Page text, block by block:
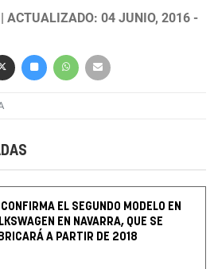
| ACTUALIZADO: 04 JUNIO, 2016 -
EL SEGUNDO MODELO EN
EN NAVARRA, QUE SE
A PARTIR DE 2018